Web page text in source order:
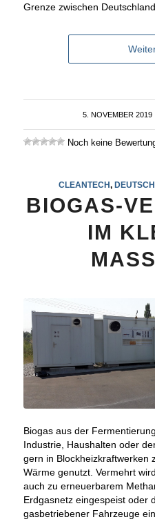
Grenze zwischen
5. NOVEMBER 2019
/
Noch keine
CLEANTECH, DEUTSCH
BIOGAS-
IM
Biogas aus der
Industrie, Haushalten oder
gern in Blockheizkraftwerken
Wärme genutzt. Vermehrt
auch zu erneuerbarem
Erdgasnetz eingespeist oder
gasbetriebener Fahrzeuge